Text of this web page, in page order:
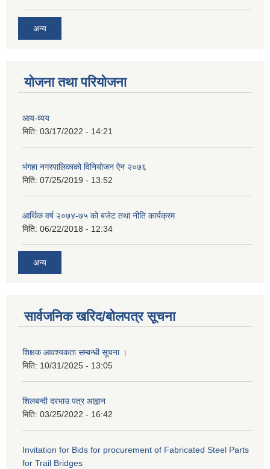
अन्य
योजना तथा परियोजना
आय-व्यय
मिति: 03/17/2022 - 14:21
भंगहा नगरपालिकाको विनियोजन ऐन २०७६
मिति: 07/25/2019 - 13:52
आर्थिक वर्ष २०७४-७५ को बजेट तथा नीति कार्यक्रम
मिति: 06/22/2018 - 12:34
अन्य
सार्वजनिक खरिद/बोलपत्र सूचना
शिक्षक आवश्यकता सम्बन्धी सूचना ।
मिति: 10/31/2025 - 13:05
शिलबन्दी दरभाउ पत्र आह्वान
मिति: 03/25/2022 - 16:42
Invitation for Bids for procurement of Fabricated Steel Parts
for Trail Bridges